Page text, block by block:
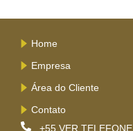
Home
Empresa
Área do Cliente
Contato
+55 VER TELEFONE